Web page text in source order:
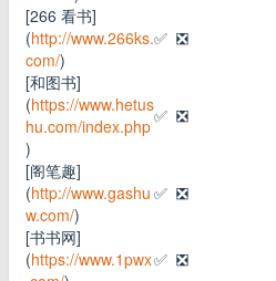
[266 看书]
(http://www.266ks.
com/)
✅ ❎
[和图书]
(https://www.hetus
hu.com/index.php
)
✅ ❎
[阁笔趣]
(http://www.gashu
w.com/)
✅ ❎
[书书网]
(https://www.1pwx✅ ❎